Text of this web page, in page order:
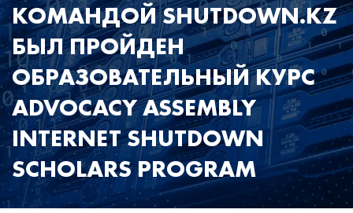
КОМАНДОЙ SHUTDOWN.KZ
БЫЛ ПРОЙДЕН
ОБРАЗОВАТЕЛЬНЫЙ КУРС
ADVOCACY ASSEMBLY
INTERNET SHUTDOWN
SCHOLARS PROGRAM